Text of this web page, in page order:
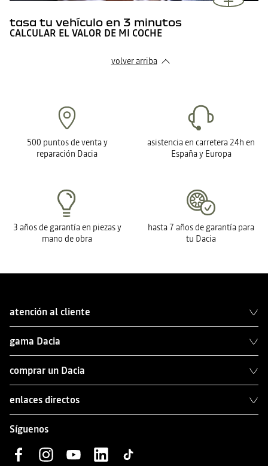
tasa tu vehículo en 3 minutos
CALCULAR EL VALOR DE MI COCHE
volver arriba
500 puntos de venta y
reparación Dacia
asistencia en carretera 24h en
España y Europa
3 años de garantía en piezas y
mano de obra
hasta 7 años de garantía para
tu Dacia
atención al cliente
gama Dacia
comprar un Dacia
enlaces directos
Síguenos